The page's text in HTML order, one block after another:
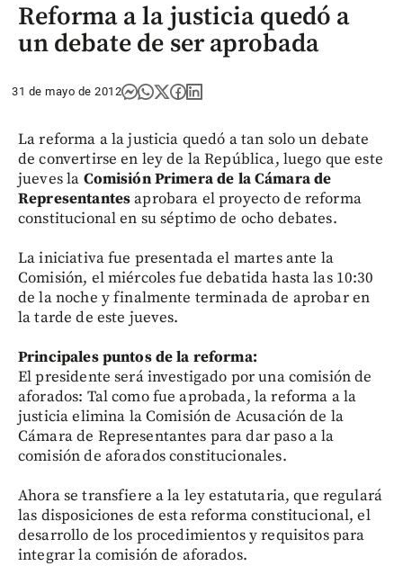
Reforma a la justicia quedó a
un debate de ser aprobada
31 de mayo de 2012
La reforma a la justicia quedó a tan solo un debate
de convertirse en ley de la República, luego que este
jueves la Comisión Primera de la Cámara de
Representantesaprobara el proyecto de reforma
constitucional en su séptimo de ocho debates.
La iniciativa fue presentada el martes ante la
Comisión, el miércoles fue debatida hasta las 10:30
de la noche y finalmente terminada de aprobar en
la tarde de este jueves.
Principales puntos de la reforma:
El presidente será investigado por una comisión de
aforados: Tal como fue aprobada, la reforma a la
justicia elimina la Comisión de Acusación de la
Cámara de Representantes para dar paso a la
comisión de aforados constitucionales.
Ahora se transfiere a la ley estatutaria, que regulará
las disposiciones de esta reforma constitucional, el
desarrollo de los procedimientos y requisitos para
integrar la comisión de aforados.